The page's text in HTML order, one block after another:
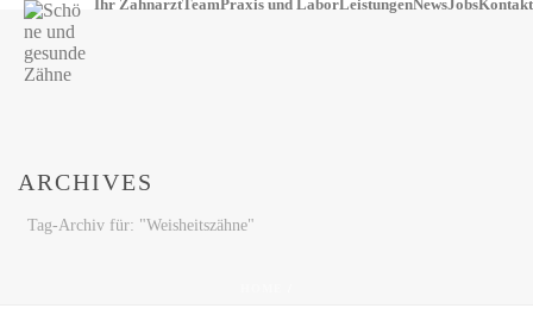
Ihr ZahnarztTeamPraxis und LaborLeistungenNewsJobsKontakt
ARCHIVES
Tag-Archiv für: "Weisheitszähne"